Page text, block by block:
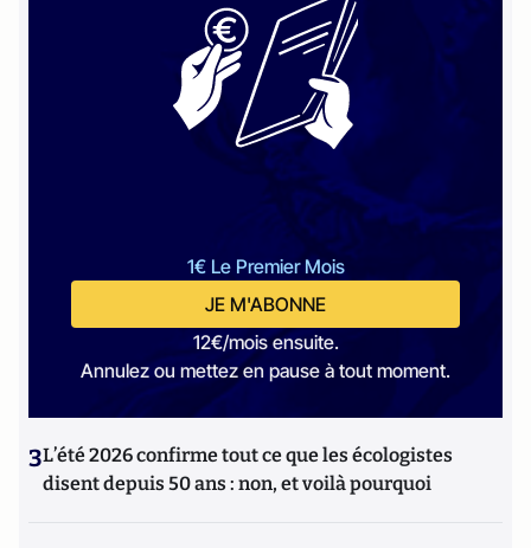
1€ Le Premier Mois
JE M'ABONNE
12€/mois ensuite.
Annulez ou mettez en pause à tout moment.
3L’été 2026 confirme tout ce que les écologistes
disent depuis 50 ans : non, et voilà pourquoi